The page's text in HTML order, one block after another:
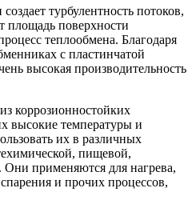
турбулентность потоков,
площадь поверхности
теплообмена. Благодаря
с пластинчатой
высокая производительность
коррозионностойких
высокие температуры и
их в различных
пищевой,
Они применяются для нагрева,
и прочих процессов,